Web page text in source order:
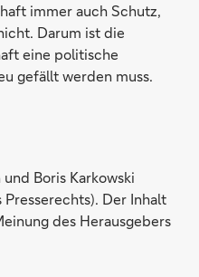
immer auch Schutz,
Darum ist die
eine politische
gefällt werden muss.
Boris Karkowski
Der Inhalt
des Herausgebers